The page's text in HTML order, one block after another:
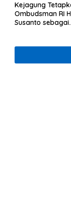
Kejagung
Ombudsman RI
Susanto sebagai
Tambang Nikel